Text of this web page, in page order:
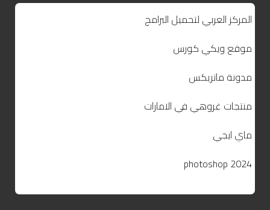
المركز العربي لتحميل البرامج
موقع ويكي كورس
مدونة ماتريكس
منتجات غروهي في الامارات
ماي ايجي
photoshop 2024